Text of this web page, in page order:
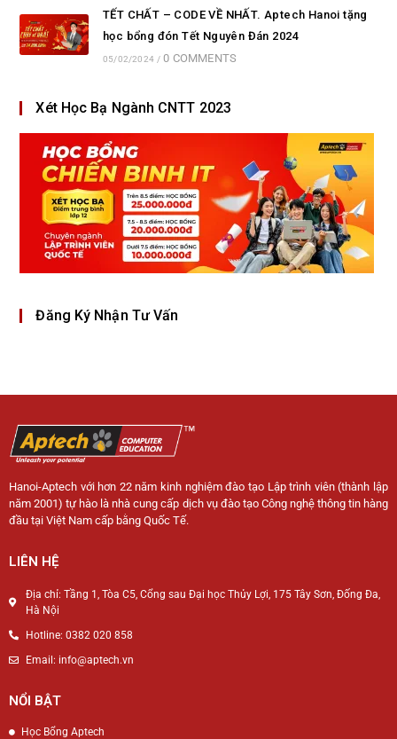
TẾT CHẤT – CODE VỀ NHẤT. Aptech Hanoi tặng
học bổng đón Tết Nguyên Đán 2024
05/02/2024 / 0 COMMENTS
Xét Học Bạ Ngành CNTT 2023
Đăng Ký Nhận Tư Vấn
Hanoi-Aptech với hơn 22 năm kinh nghiệm đào tạo Lập trình viên (thành lập
năm 2001) tự hào là nhà cung cấp dịch vụ đào tạo Công nghệ thông tin hàng
đầu tại Việt Nam cấp bằng Quốc Tế.
LIÊN HỆ
Địa chỉ: Tầng 1, Tòa C5, Cổng sau Đại học Thủy Lợi, 175 Tây Sơn, Đống Đa,
Hà Nội
Hotline: 0382 020 858
Email: info@aptech.vn
NỔI BẬT
Học Bổng Aptech